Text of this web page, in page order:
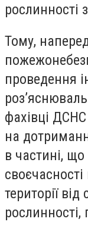
рослинності
Тому,
проведення
фахівці
на
в частині,
території від